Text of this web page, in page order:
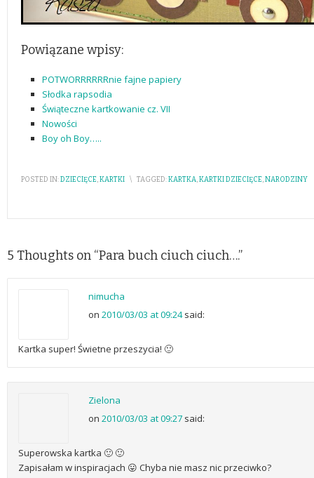
Powiązane wpisy:
POTWORRRRRRnie fajne papiery
Słodka rapsodia
Świąteczne kartkowanie cz. VII
Nowości
Boy oh Boy…..
POSTED IN:DZIECIĘCE,KARTKI \ TAGGED:KARTKA,KARTKI DZIECIĘCE,NARODZINY
5 Thoughts on “Para buch ciuch ciuch….”
nimucha
on 2010/03/03 at 09:24 said:
Kartka super! Świetne przeszycia! 🙂
Zielona
on 2010/03/03 at 09:27 said:
Superowska kartka 🙂 🙂
Zapisałam w inspiracjach 😛 Chyba nie masz nic przeciwko?